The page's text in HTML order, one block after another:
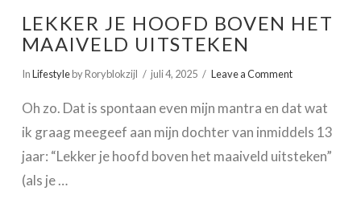
LEKKER JE HOOFD BOVEN HET
MAAIVELD UITSTEKEN
InLifestyleby Roryblokzijl juli 4, 2025 Leave a Comment
Oh zo. Dat is spontaan even mijn mantra en dat wat
ik graag meegeef aan mijn dochter van inmiddels 13
jaar: “Lekker je hoofd boven het maaiveld uitsteken”
(als je …